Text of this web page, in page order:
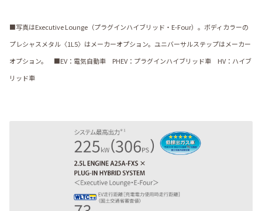
■写真はExecutive Lounge（プラグインハイブリッド・E-Four）。ボディカラーの
プレシャスメタル〈1L5〉はメーカーオプション。ユニバーサルステップはメーカー
オプション。 ■EV：電気自動車 PHEV：プラグインハイブリッド車 HV：ハイブ
リッド車